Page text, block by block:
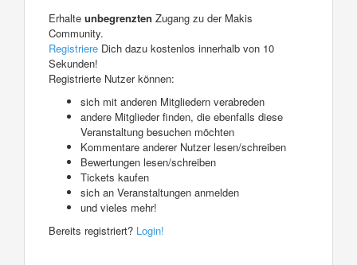
Erhalte unbegrenzten Zugang zu der Makis
Community.
Registriere Dich dazu kostenlos innerhalb von 10
Sekunden!
Registrierte Nutzer können:
sich mit anderen Mitgliedern verabreden
andere Mitglieder finden, die ebenfalls diese
Veranstaltung besuchen möchten
Kommentare anderer Nutzer lesen/schreiben
Bewertungen lesen/schreiben
Tickets kaufen
sich an Veranstaltungen anmelden
und vieles mehr!
Bereits registriert? Login!